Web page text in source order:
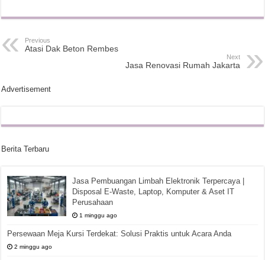
Previous
Atasi Dak Beton Rembes
Next
Jasa Renovasi Rumah Jakarta
Advertisement
Berita Terbaru
Jasa Pembuangan Limbah Elektronik Terpercaya |
Disposal E-Waste, Laptop, Komputer & Aset IT
Perusahaan
1 minggu ago
Persewaan Meja Kursi Terdekat: Solusi Praktis untuk Acara Anda
2 minggu ago